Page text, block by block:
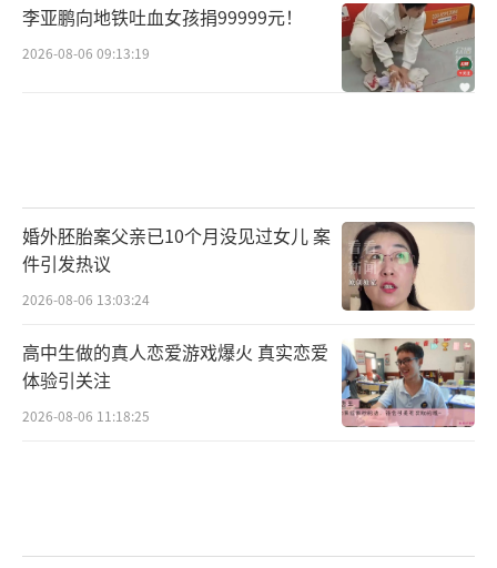
李亚鹏向地铁吐血女孩捐99999元！
2026-08-06 09:13:19
婚外胚胎案父亲已10个月没见过女儿 案
件引发热议
2026-08-06 13:03:24
高中生做的真人恋爱游戏爆火 真实恋爱
体验引关注
2026-08-06 11:18:25